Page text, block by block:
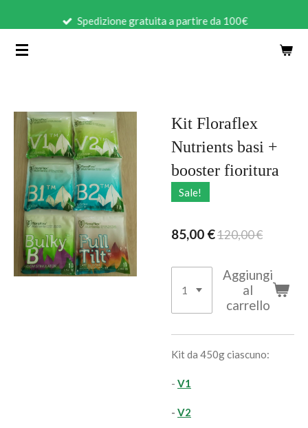
contenuto
Spedizione gratuita a partire da 100€
Kit Floraflex
Nutrients basi +
booster fioritura
Sale!
85,00 €120,00 €
Aggiungi
al
carrello
Kit da 450g ciascuno:
- V1
- V2